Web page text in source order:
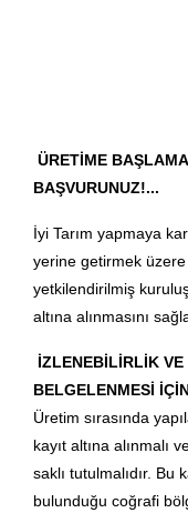
ÜRETİME
BAŞVURUNUZ!...
İyi Tarım yapmaya
yerine getirmek
yetkilendirilmiş
altına alınmasını
İZLENEBİLİRLİK
BELGELENMESİ
Üretim sırasında
kayıt altına alınmalı
saklı tutulmalıdır. Bu
bulunduğu coğrafi